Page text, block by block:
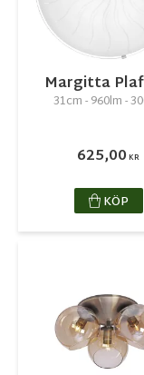
Margitta
31cm - 960lm -
625,00KR
KÖP